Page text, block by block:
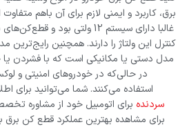
برق، کاربرد و ایمنی لازم برای آن باهم
غالبا دارای سیستم 12 ولتی
کنترل این ولتاژ را دارند. همچنین
مدل دستی یا مکانیکی است که با فشردن
در حالی‌که در خودروهای امنیتی و
استفاده می‌کنند. شما می‌توانید برای
سردنده برای اتومبیل خود از مشاوره
برای مشاهده بهترین عملکرد قطع کن برق